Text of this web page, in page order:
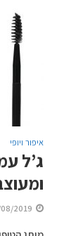
איפור ויופי
ג’ל
2019